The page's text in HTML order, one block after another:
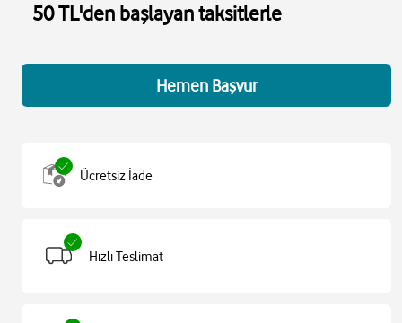
50 TL'den başlayan taksitlerle
Hemen Başvur
Ücretsiz İade
Hızlı Teslimat